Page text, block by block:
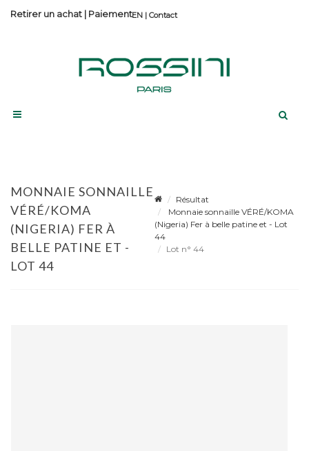
Contact
Retirer un achat | Paiement
MONNAIE SONNAILLE
VÉRÉ/KOMA
(NIGERIA) FER À
BELLE PATINE ET -
LOT 44
Résultat
Monnaie sonnaille VÉRÉ/KOMA
(Nigeria) Fer à belle patine et - Lot
44
Lot n° 44